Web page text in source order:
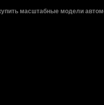
масштабные модели